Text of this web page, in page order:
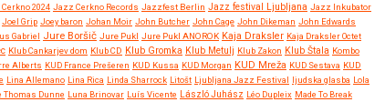
2024 Jazz Cerkno Records Jazzfest Berlin Jazz festival Ljubljana Jazz Inkubator
Joel Grip Joey baron Johan Moir John Butcher John Cage John Dikeman John Edwards
Gabriel Jure Boršič Jure Pukl Jure Pukl ANOROK Kaja Draksler Kaja Draksler Octet
Klub Cankarjev dom Klub CD Klub Gromka Klub Metulj Klub Zakon Klub Štala Kombo
Alberts KUD France Prešeren KUD Kussa KUD Morgan KUD Mreža KUD Sestava KUD
Lina Allemano Lina Rica Linda Sharrock Litošt Ljubljana Jazz Festival ljudska glasba Lola
Thomas Dunne Luna Brinovar Luís Vicente László Juhász Léo Dupleix Made To Break